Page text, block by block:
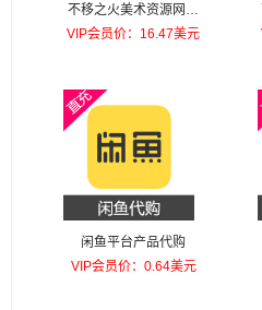
不移之火美术资源网画
集VIP
VIP会员价：16.47美元
闲鱼平台产品代购
VIP会员价：0.64美元